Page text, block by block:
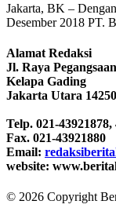
Jakarta, BK –
Desember 2018 PT.
Alamat Redaksi
Jl. Raya
Kelapa Gading
Jakarta Utara 14250
Telp. 021-43921878,
Fax. 021-43921880
Email:
website:
© 2026 Copyright